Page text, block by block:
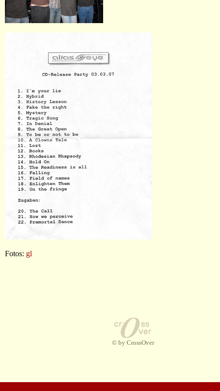
Fotos: gl
© by CrossOver